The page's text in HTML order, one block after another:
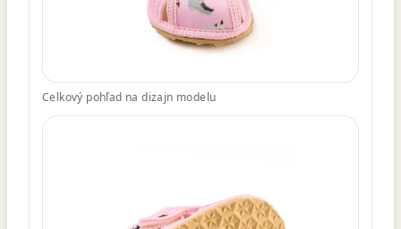
Celkový pohľad na dizajn modelu